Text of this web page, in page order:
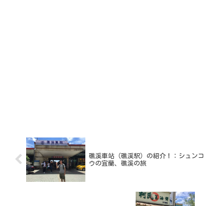
礁溪車站（礁渓駅）の紹介！：シュンコ
ウの宜蘭、礁溪の旅